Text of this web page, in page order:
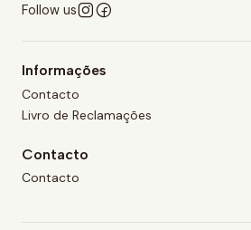
Follow us
Informações
Contacto
Livro de Reclamações
Contacto
Contacto